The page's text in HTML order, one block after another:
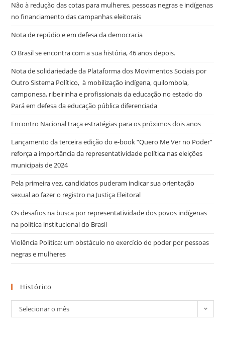
Não à redução das cotas para mulheres, pessoas negras e indígenas
no financiamento das campanhas eleitorais
Nota de repúdio e em defesa da democracia
O Brasil se encontra com a sua história, 46 anos depois.
Nota de solidariedade da Plataforma dos Movimentos Sociais por
Outro Sistema Político, à mobilização indígena, quilombola,
camponesa, ribeirinha e profissionais da educação no estado do
Pará em defesa da educação pública diferenciada
Encontro Nacional traça estratégias para os próximos dois anos
Lançamento da terceira edição do e-book “Quero Me Ver no Poder”
reforça a importância da representatividade política nas eleições
municipais de 2024
Pela primeira vez, candidatos puderam indicar sua orientação
sexual ao fazer o registro na Justiça Eleitoral
Os desafios na busca por representatividade dos povos indígenas
na política institucional do Brasil
Violência Política: um obstáculo no exercício do poder por pessoas
negras e mulheres
Histórico
Selecionar o mês